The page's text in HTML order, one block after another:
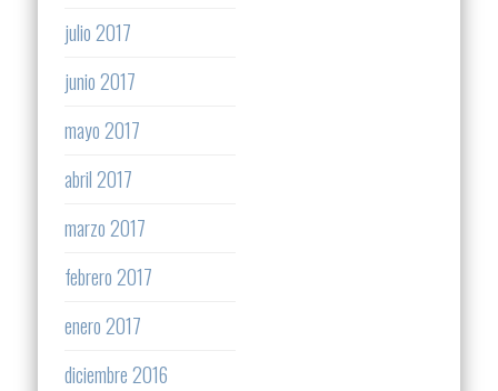
julio 2017
junio 2017
mayo 2017
abril 2017
marzo 2017
febrero 2017
enero 2017
diciembre 2016